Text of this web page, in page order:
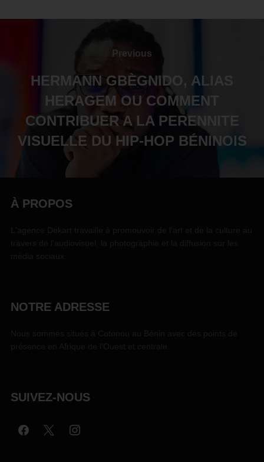
Previous
HERMANN GBÈGNIDO, ALIAS
HERAGEM OU COMMENT
CONTRIBUER A LA PERENNITE
VISUELLE DU HIP-HOP BÉNINOIS
À PROPOS
NOTRE ADRESSE
SUIVEZ-NOUS